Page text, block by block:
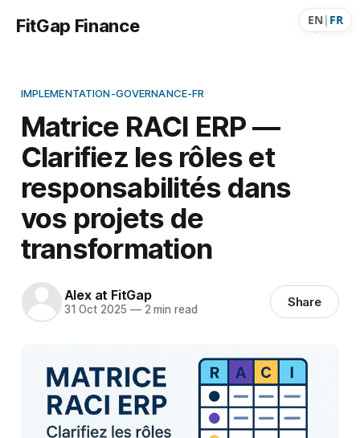
EN | FR
FitGap Finance
IMPLEMENTATION-GOVERNANCE-FR
Matrice RACI ERP —
Clarifiez les rôles et
responsabilités dans
vos projets de
transformation
Alex at FitGap
31 Oct 2025 —2 min read Share